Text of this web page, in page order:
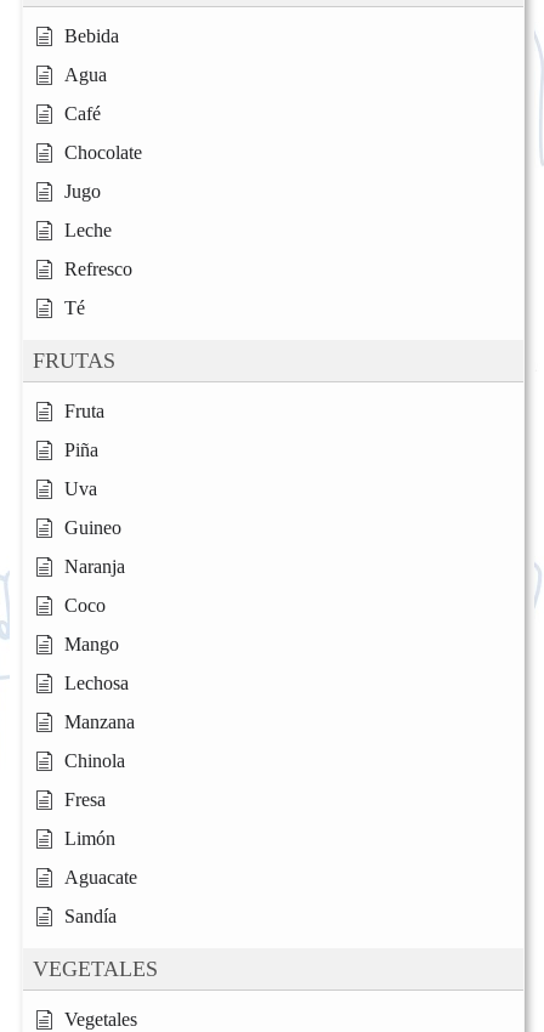
Bebida
Agua
Café
Chocolate
Jugo
Leche
Refresco
Té
FRUTAS
Fruta
Piña
Uva
Guineo
Naranja
Coco
Mango
Lechosa
Manzana
Chinola
Fresa
Limón
Aguacate
Sandía
VEGETALES
Vegetales